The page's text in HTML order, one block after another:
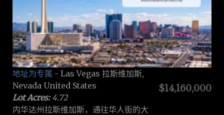
$14,160,000
地址为专属 - Las Vegas 拉斯维加斯,
Nevada United States
Lot Acres:4.72
内华达州拉斯维加斯，通往华人街的大